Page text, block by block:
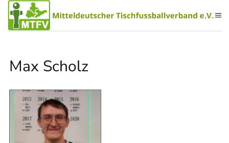
Zum Hauptinhalt springen
Max Scholz